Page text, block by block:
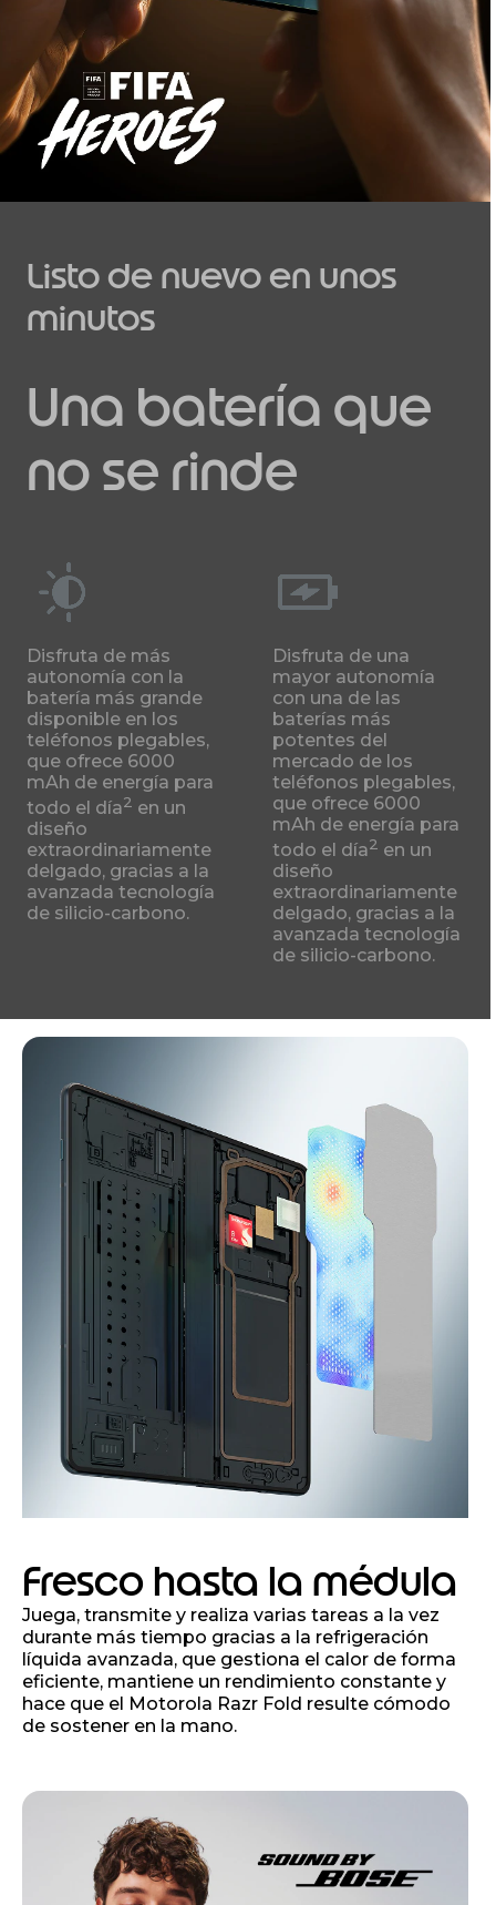
Listo de nuevo en unos
minutos
Una batería que
no se rinde
Disfruta de más
autonomía con la
batería más grande
disponible en los
teléfonos plegables,
que ofrece 6000
mAh de energía para
todo el día2 en un
diseño
extraordinariamente
delgado, gracias a la
avanzada tecnología
de silicio-carbono.
Disfruta de una
mayor autonomía
con una de las
baterías más
potentes del
mercado de los
teléfonos plegables,
que ofrece 6000
mAh de energía para
todo el día2 en un
diseño
extraordinariamente
delgado, gracias a la
avanzada tecnología
de silicio-carbono.
Fresco hasta la médula
Juega, transmite y realiza varias tareas a la vez
durante más tiempo gracias a la refrigeración
líquida avanzada, que gestiona el calor de forma
eficiente, mantiene un rendimiento constante y
hace que el Motorola Razr Fold resulte cómodo
de sostener en la mano.